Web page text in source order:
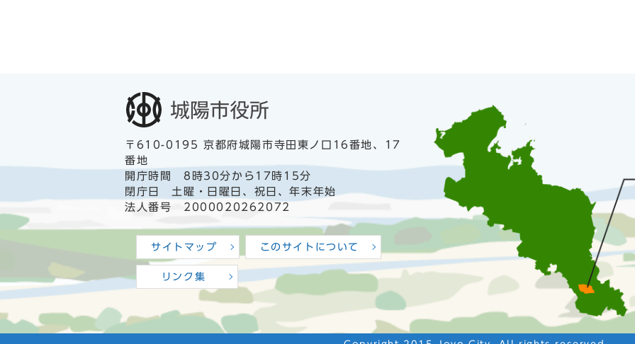
〒610-0195 京都府城陽市寺田東ノ口16番地、17
番地
開庁時間 8時30分から17時15分
閉庁日 土曜・日曜日、祝日、年末年始
法人番号 2000020262072
サイトマップ このサイトについて
リンク集